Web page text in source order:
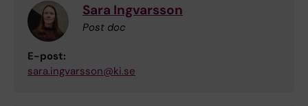
Sara Ingvarsson
Post doc
E-post:
sara.ingvarsson@ki.se